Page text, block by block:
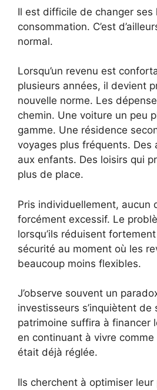
Il est difficile de changer ses
consommation. C’est
normal.
Lorsqu’un revenu est
plusieurs années, il devient
nouvelle norme. Les
chemin. Une voiture un peu
gamme. Une résidence
voyages plus fréquents. Des
aux enfants. Des loisirs qui
plus de place.
Pris individuellement, aucun
forcément excessif. Le
lorsqu’ils réduisent
sécurité au moment où les
beaucoup moins flexibles.
J’observe souvent un
investisseurs s’inquiètent de
patrimoine suffira à financer
en continuant à vivre
était déjà réglée.
Ils cherchent à optimiser